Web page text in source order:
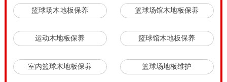
篮球场木地板保养 篮球场馆木地板保养
运动木地板保养 篮球馆木地板保养
室内篮球木地板保养 篮球场地板维护